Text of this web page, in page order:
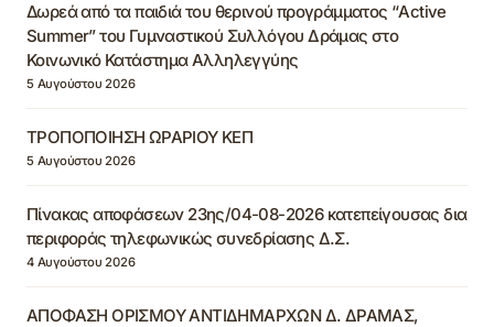
Δωρεά από τα παιδιά του θερινού προγράμματος “Active
Summer” του Γυμναστικού Συλλόγου Δράμας στο
Κοινωνικό Κατάστημα Αλληλεγγύης
5 Αυγούστου 2026
ΤΡΟΠΟΠΟΙΗΣΗ ΩΡΑΡΙΟΥ ΚΕΠ
5 Αυγούστου 2026
Πίνακας αποφάσεων 23ης/04-08-2026 κατεπείγουσας δια
περιφοράς τηλεφωνικώς συνεδρίασης Δ.Σ.
4 Αυγούστου 2026
ΑΠΟΦΑΣΗ ΟΡΙΣΜΟΥ ΑΝΤΙΔΗΜΑΡΧΩΝ Δ. ΔΡΑΜΑΣ,